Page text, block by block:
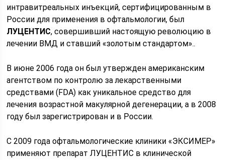
интравитреальных инъекций, сертифицированным в
России для применения в офтальмологии, был
ЛУЦЕНТИС, совершивший настоящую революцию в
лечении ВМД и ставший «золотым стандартом»..
В июне 2006 года он был утвержден американским
агентством по контролю за лекарственными
средствами (FDA) как уникальное средство для
лечения возрастной макулярной дегенерации, а в 2008
году был зарегистрирован и в России.
С 2009 года офтальмологические клиники «ЭКСИМЕР»
применяют препарат ЛУЦЕНТИС в клинической